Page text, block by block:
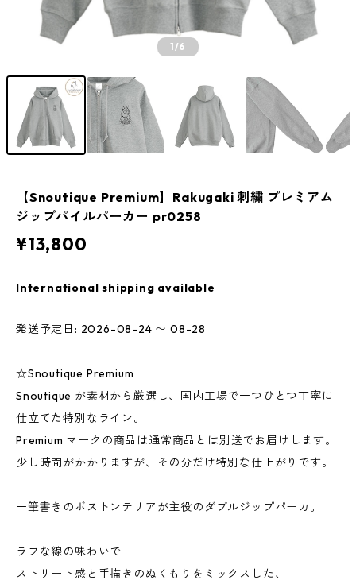
1/6
【Snoutique Premium】Rakugaki 刺繍 プレミアム
ジップパイルパーカー pr0258
¥13,800
International shipping available
発送予定日: 2026-08-24 〜 08-28
☆Snoutique Premium
Snoutique が素材から厳選し、国内工場で一つひとつ丁寧に
仕立てた特別なライン。
Premium マークの商品は通常商品とは別送でお届けします。
少し時間がかかりますが、その分だけ特別な仕上がりです。
一筆書きのボストンテリアが主役のダブルジップパーカ。
ラフな線の味わいで
ストリート感と手描きのぬくもりをミックスした、